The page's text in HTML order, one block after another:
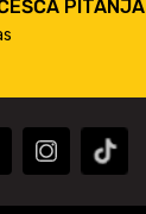
PITANJA